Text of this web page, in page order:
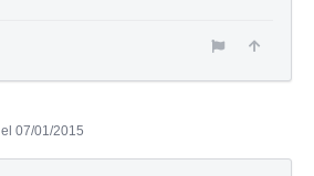
el 07/01/2015